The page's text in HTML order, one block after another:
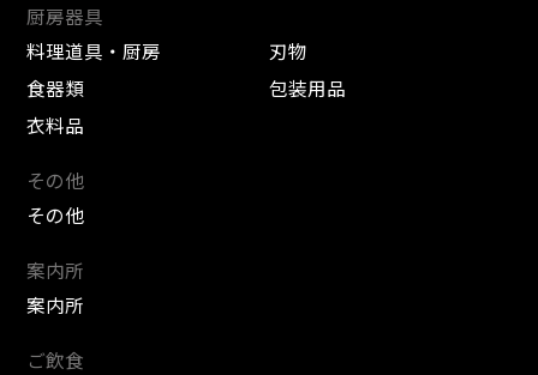
厨房器具
料理道具・厨房
刃物
食器類
包装用品
衣料品
その他
その他
案内所
案内所
ご飲食